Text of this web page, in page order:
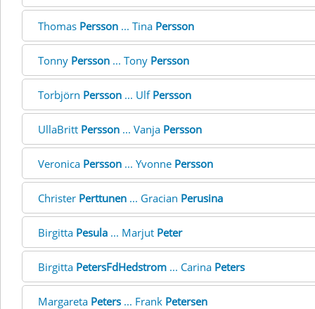
Thomas Persson ... Tina Persson
Tonny Persson ... Tony Persson
Torbjörn Persson ... Ulf Persson
UllaBritt Persson ... Vanja Persson
Veronica Persson ... Yvonne Persson
Christer Perttunen ... Gracian Perusina
Birgitta Pesula ... Marjut Peter
Birgitta PetersFdHedstrom ... Carina Peters
Margareta Peters ... Frank Petersen